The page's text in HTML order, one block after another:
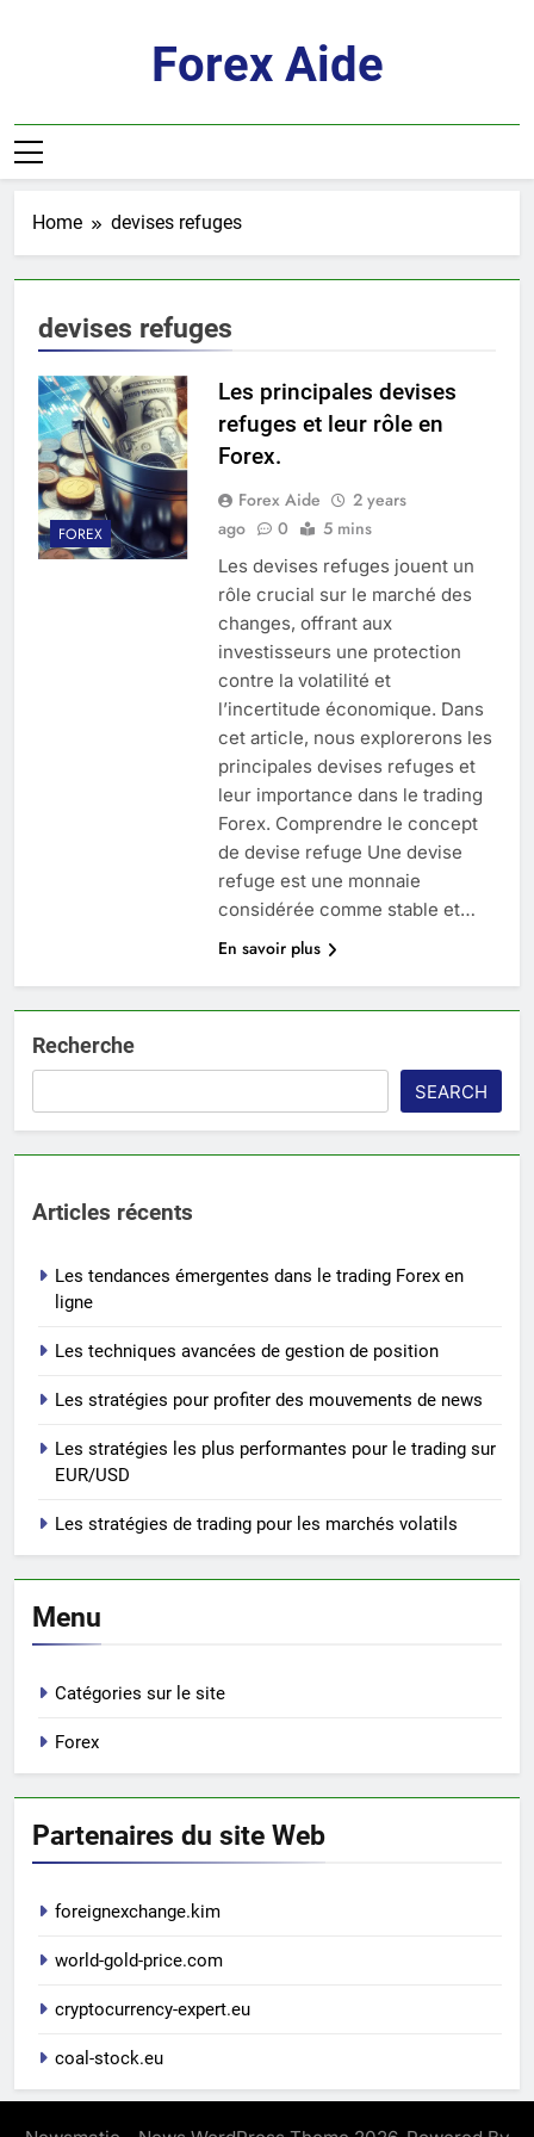
Forex Aide
Home devises refuges
devises refuges
FOREX
Les principales devises
refuges et leur rôle en
Forex.
Forex Aide
2 years
ago
0 5 mins
Les devises refuges jouent un
rôle crucial sur le marché des
changes, offrant aux
investisseurs une protection
contre la volatilité et
l’incertitude économique. Dans
cet article, nous explorerons les
principales devises refuges et
leur importance dans le trading
Forex. Comprendre le concept
de devise refuge Une devise
refuge est une monnaie
considérée comme stable et…
En savoir plus
Recherche
SEARCH
Articles récents
Les tendances émergentes dans le trading Forex en
ligne
Les techniques avancées de gestion de position
Les stratégies pour profiter des mouvements de news
Les stratégies les plus performantes pour le trading sur
EUR/USD
Les stratégies de trading pour les marchés volatils
Menu
Catégories sur le site
Forex
Partenaires du site Web
foreignexchange.kim
world-gold-price.com
cryptocurrency-expert.eu
coal-stock.eu